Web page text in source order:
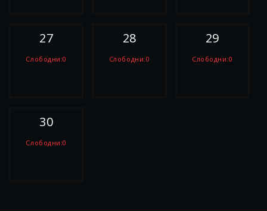
27
Слободни:0
28
Слободни:0
29
Слободни:0
30
Слободни:0